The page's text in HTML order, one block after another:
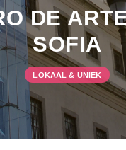
DE
SOFIA
LOKAAL & UNIEK